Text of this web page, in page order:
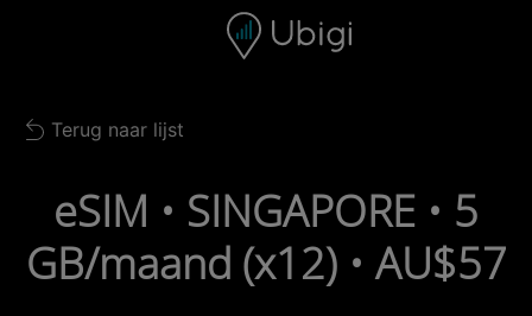
Navigatiebalk Voettekst
Back to list
Terug naar lijst
eSIM • SINGAPORE • 5
GB/maand (x12) • AU$57